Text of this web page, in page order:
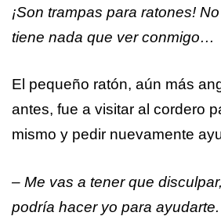
¡Son trampas para ratones!
tiene nada que ver conmigo…
El pequeño ratón, aún más
antes, fue a visitar al cordero
mismo y pedir nuevamente
– Me vas a tener que
podría hacer yo para